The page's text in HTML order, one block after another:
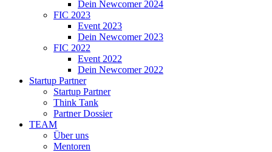
Dein Newcomer 2024
FIC 2023
Event 2023
Dein Newcomer 2023
FIC 2022
Event 2022
Dein Newcomer 2022
Startup Partner
Startup Partner
Think Tank
Partner Dossier
TEAM
Über uns
Mentoren